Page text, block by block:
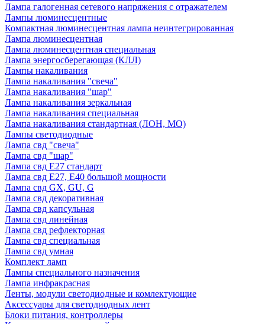
Лампа галогенная сетевого напряжения с отражателем
Лампы люминесцентные
Компактная люминесцентная лампа неинтегрированная
Лампа люминесцентная
Лампа люминесцентная специальная
Лампа энергосберегающая (КЛЛ)
Лампы накаливания
Лампа накаливания "свеча"
Лампа накаливания "шар"
Лампа накаливания зеркальная
Лампа накаливания специальная
Лампа накаливания стандартная (ЛОН, МО)
Лампы светодиодные
Лампа свд "свеча"
Лампа свд "шар"
Лампа свд E27 стандарт
Лампа свд E27, Е40 большой мощности
Лампа свд GX, GU, G
Лампа свд декоративная
Лампа свд капсульная
Лампа свд линейная
Лампа свд рефлекторная
Лампа свд специальная
Лампа свд умная
Комплект ламп
Лампы специального назначения
Лампа инфракрасная
Ленты, модули светодиодные и комлектующие
Аксессуары для светодиодных лент
Блоки питания, контроллеры